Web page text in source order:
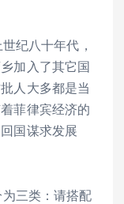
纪八十年代，
加入了其它国
人大多都是当
菲律宾经济的
国谋求发展
三类：请搭配